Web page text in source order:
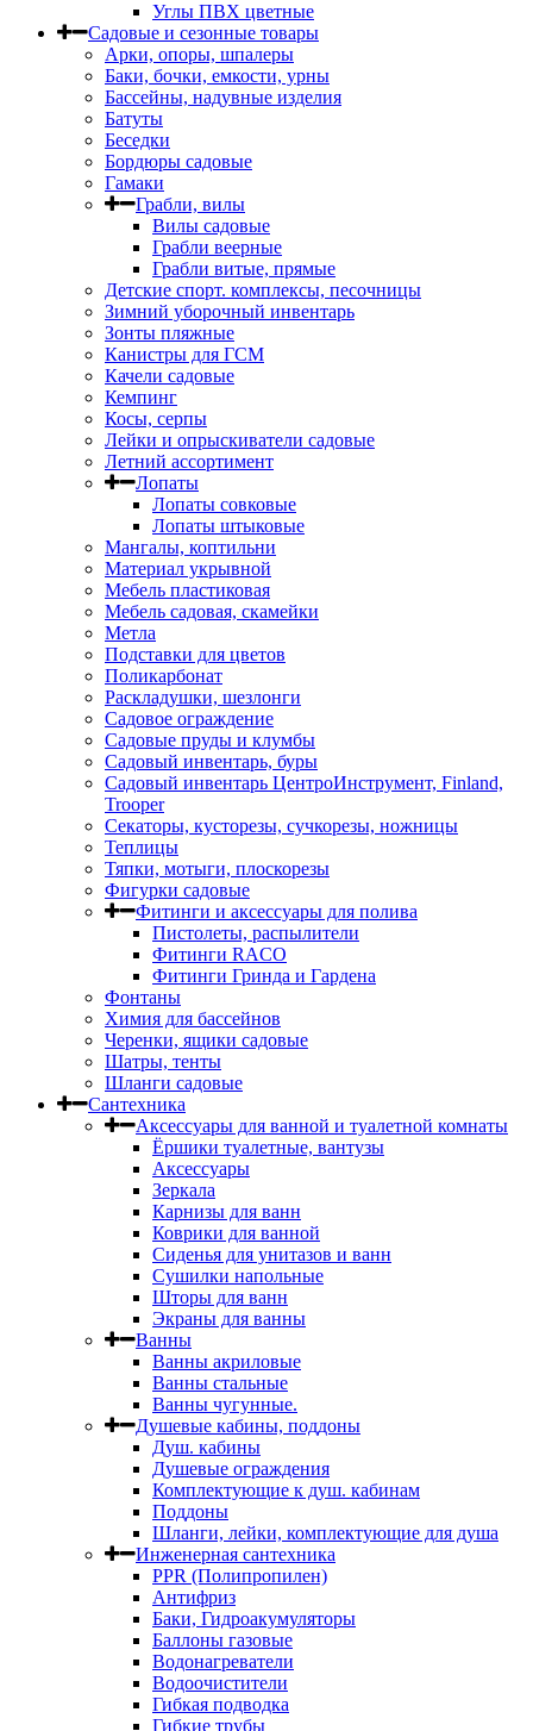
Углы ПВХ цветные
Садовые и сезонные товары
Арки, опоры, шпалеры
Баки, бочки, емкости, урны
Бассейны, надувные изделия
Батуты
Беседки
Бордюры садовые
Гамаки
Грабли, вилы
Вилы садовые
Грабли веерные
Грабли витые, прямые
Детские спорт. комплексы, песочницы
Зимний уборочный инвентарь
Зонты пляжные
Канистры для ГСМ
Качели садовые
Кемпинг
Косы, серпы
Лейки и опрыскиватели садовые
Летний ассортимент
Лопаты
Лопаты совковые
Лопаты штыковые
Мангалы, коптильни
Материал укрывной
Мебель пластиковая
Мебель садовая, скамейки
Метла
Подставки для цветов
Поликарбонат
Раскладушки, шезлонги
Садовое ограждение
Садовые пруды и клумбы
Садовый инвентарь, буры
Садовый инвентарь ЦентроИнструмент, Finland,
Trooper
Секаторы, кусторезы, сучкорезы, ножницы
Теплицы
Тяпки, мотыги, плоскорезы
Фигурки садовые
Фитинги и аксессуары для полива
Пистолеты, распылители
Фитинги RACO
Фитинги Гринда и Гардена
Фонтаны
Химия для бассейнов
Черенки, ящики садовые
Шатры, тенты
Шланги садовые
Сантехника
Аксессуары для ванной и туалетной комнаты
Ёршики туалетные, вантузы
Аксессуары
Зеркала
Карнизы для ванн
Коврики для ванной
Сиденья для унитазов и ванн
Сушилки напольные
Шторы для ванн
Экраны для ванны
Ванны
Ванны акриловые
Ванны стальные
Ванны чугунные.
Душевые кабины, поддоны
Душ. кабины
Душевые ограждения
Комплектующие к душ. кабинам
Поддоны
Шланги, лейки, комплектующие для душа
Инженерная сантехника
PPR (Полипропилен)
Антифриз
Баки, Гидроакумуляторы
Баллоны газовые
Водонагреватели
Водоочистители
Гибкая подводка
Гибкие трубы